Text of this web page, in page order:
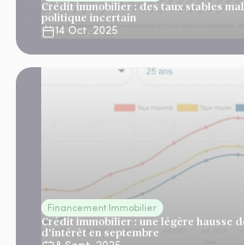
Crédit immobilier : des taux stables
politique incertain
14 Oct. 2025
Financement Immobilier
Crédit immobilier : une légère hausse
d'intérêt en septembre